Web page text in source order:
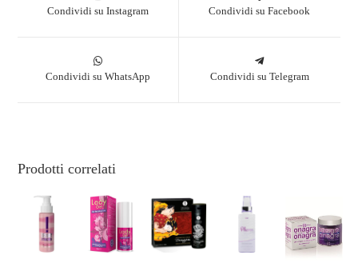
Condividi su Instagram Condividi su Facebook
Condividi su WhatsApp Condividi su Telegram
Prodotti correlati